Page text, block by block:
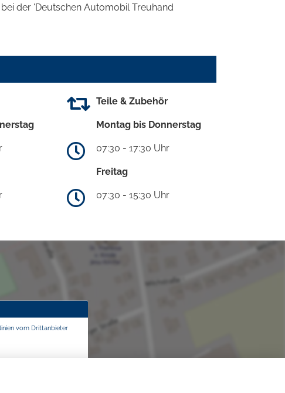
der 'Deutschen Automobil Treuhand
Teile & Zubehör
Montag bis Donnerstag
07:30 - 17:30 Uhr
Freitag
07:30 - 15:30 Uhr
vom Drittanbieter